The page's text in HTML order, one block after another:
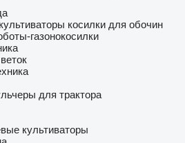
косилки для обочин
газонокосилки
для трактора
культиваторы